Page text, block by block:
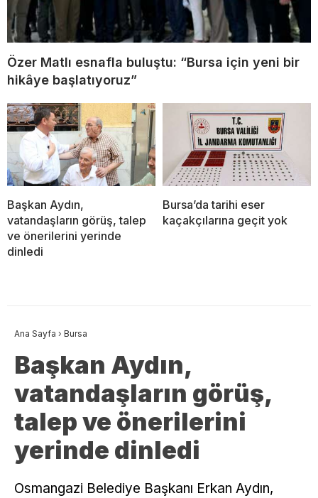
Özer Matlı esnafla buluştu: “Bursa için yeni bir
hikâye başlatıyoruz”
Başkan Aydın,
vatandaşların görüş, talep
ve önerilerini yerinde
dinledi
Bursa’da tarihi eser
kaçakçılarına geçit yok
Ana Sayfa › Bursa
Başkan Aydın,
vatandaşların görüş,
talep ve önerilerini
yerinde dinledi
Osmangazi Belediye Başkanı Erkan Aydın,